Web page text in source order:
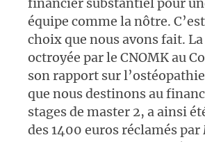
financier substantiel pour
équipe comme la nôtre.
choix que nous avons fait.
octroyée par le CNOMK au
son rapport sur
que nous destinons au
stages de master 2, a ainsi
des 1400 euros réclamés par